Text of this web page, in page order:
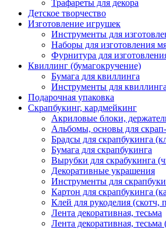
Трафареты для декора
Детское творчество
Изготовление игрушек
Инструменты для
Наборы для изготовления
Фурнитура для
Квиллинг (бумагокручение)
Бумага для квиллинга
Инструменты для квиллинга
Подарочная упаковка
Скрапбукинг, кардмейкинг
Акриловые блоки,
Альбомы, основы для
Брадсы для скрапбукинга
Бумага для скрапбукинга
Вырубки для скрабукинга
Декоративные украшения
Инструменты для
Картон для скрапбукинга
Клей для рукоделия (скотч,
Лента декоративная, тесьма
Лента декоративная,